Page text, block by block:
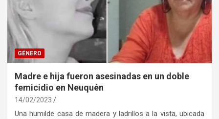
GÉNERO
Madre e hija fueron asesinadas en un doble
femicidio en Neuquén
14/02/2023
Una humilde casa de madera y ladrillos a la vista, ubicada